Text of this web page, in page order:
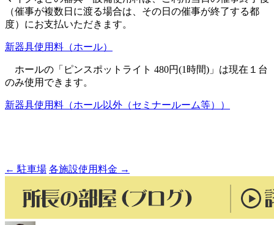
（催事が複数日に渡る場合は、その日の催事が終了する都
度）にお支払いただきます。
新器具使用料（ホール）
ホールの「ピンスポットライト 480円(1時間)」は現在１台
のみ使用できます。
新器具使用料（ホール以外（セミナールーム等））
投
ビ
← 駐車場 各施設使用料金 →